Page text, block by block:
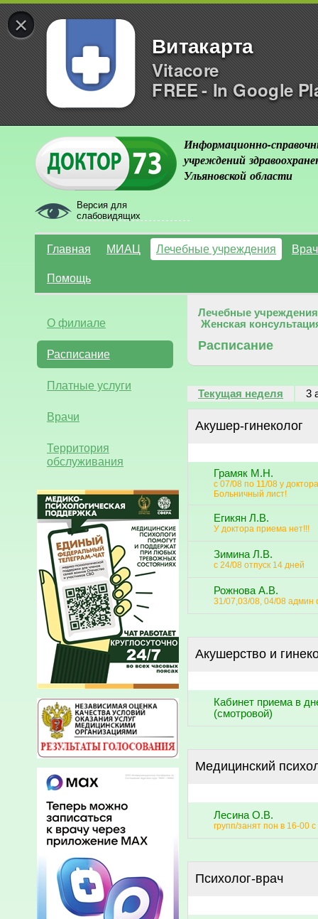
×
Витакарта
Vitacore
FREE - In Google
Версия для
слабовидящих
Информационно-
учреждений
Ульяновской области
Главная МИАЦ Лечебные учреждения
Помощь
О филиале
Расписание
Платные услуги
Врачи
Территория
обслуживания
Лечебные учреждения
Женская
Расписание
Текущая неделя 3
Акушер-гинеколог
Грамяк М.Н.
с 07/08 по 11/08 у доктора
Больничный лист!
Егикян Л.В.
У доктора приема нет!!!
Зимина Л.В.
с 24/08 отпуск 14 дней
Рожнова А.В.
31/07,03/08, 04/08 админ
Акушерство и
Кабинет приема в
(смотровой)
Медицинский
Лесина О.В.
групп/занят пон в 16-00
Психолог-врач